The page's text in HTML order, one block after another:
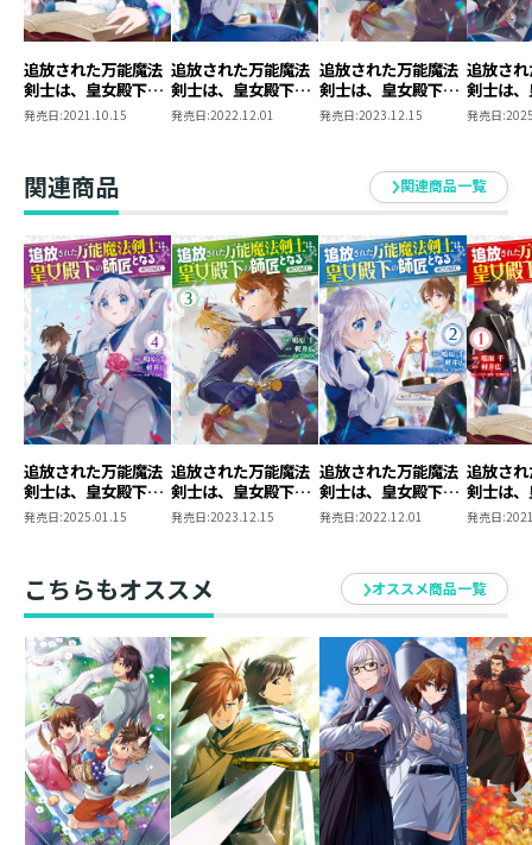
追放された万能魔法
剣士は、皇女殿下の
師匠となる@COMIC
第1巻
発売日:2021.10.15
追放された万能魔法
剣士は、皇女殿下の
師匠となる@COMIC
第2巻
発売日:2022.12.01
追放された万能魔法
剣士は、皇女殿下の
師匠となる@COMIC
第3巻
発売日:2023.12.15
追放さ
剣士は
師匠と
第4巻
発売日:
関連商品 関連商品一覧
追放された万能魔法
剣士は、皇女殿下の
師匠となる@COMIC
発売日:2025.01.15
追放された万能魔法
剣士は、皇女殿下の
師匠となる@COMIC
発売日:2023.12.15
追放された万能魔法
剣士は、皇女殿下の
師匠となる@COMIC
発売日:2022.12.01
追放さ
剣士は
師匠と
発売日:
こちらもオススメ オススメ商品一覧